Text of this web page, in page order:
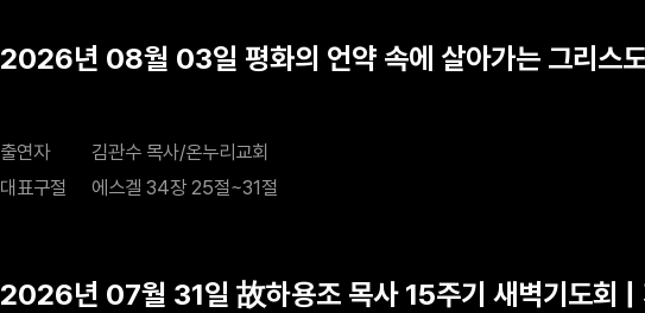
2026년 08월 03일 평화의 언약 속에 살아가는 그리스
출연자
김관수 목사/온누리교회
대표구절
에스겔 34장 25절~31절
2026년 07월 31일 故하용조 목사 15주기 새벽기도회 |